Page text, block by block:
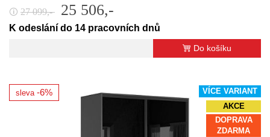
🛈 27 099,- 25 506,-
K odeslání do 14 pracovních dnů
Do košíku
VÍCE VARIANT
AKCE
DOPRAVA
ZDARMA
sleva -6%